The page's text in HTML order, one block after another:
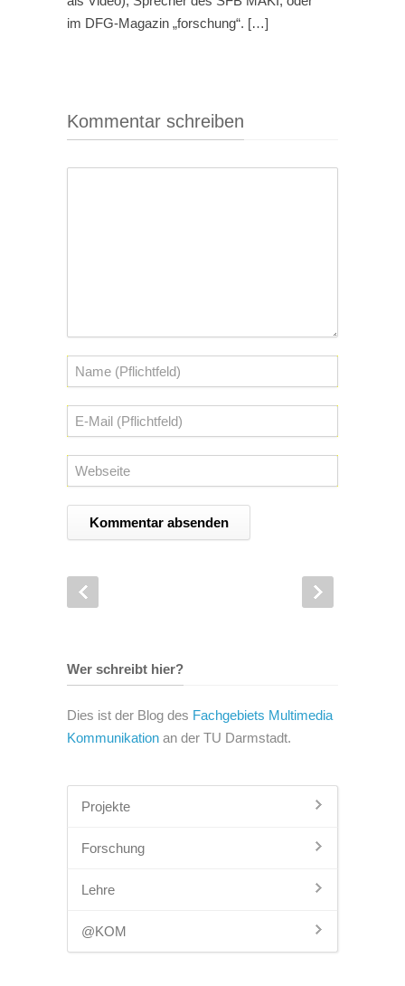
im DFG-Magazin „forschung“. […]
Kommentar schreiben
Wer schreibt hier?
Dies ist der Blog des Fachgebiets Multimedia
Kommunikation an der TU Darmstadt.
Projekte
Forschung
Lehre
@KOM